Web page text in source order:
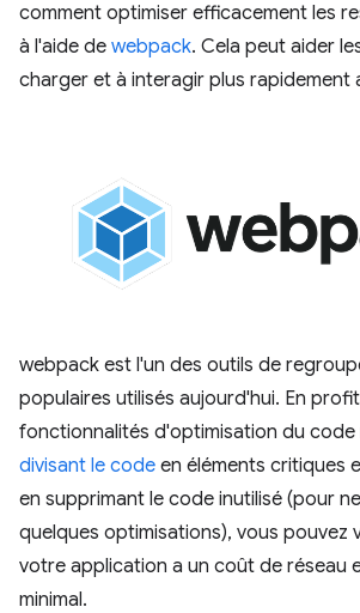
comment optimiser efficacement les
à l'aide de webpack. Cela peut aider
charger et à interagir plus rapidement
webpack est l'un des outils de
populaires utilisés aujourd'hui. En
fonctionnalités d'optimisation du code
divisant le code en éléments critiques
en supprimant le code inutilisé (pour
quelques optimisations), vous pouvez
votre application a un coût de réseau
minimal.